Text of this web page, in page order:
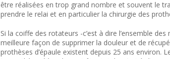
être réalisées en trop grand nombre et souvent le
prendre le relai et en particulier la chirurgie des
Si la coiffe des rotateurs -c’est à dire l’ensemble
meilleure façon de supprimer la douleur et de
prothèses d’épaule existent depuis 25 ans environ.